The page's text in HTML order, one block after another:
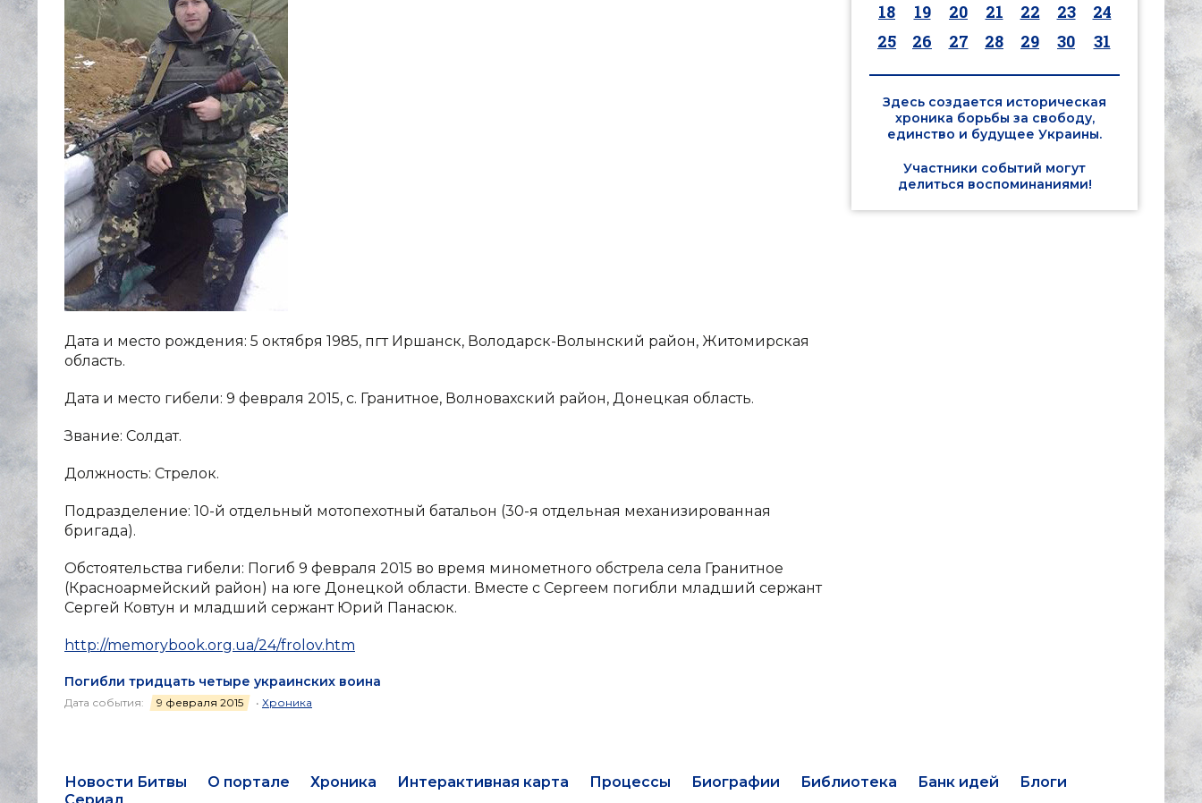
Дата и место рождения: 5 октября 1985, пгт Иршанск, Володарск-Волынский район, Житомирская
область.
Дата и место гибели: 9 февраля 2015, с. Гранитное, Волновахский район, Донецкая область.
Звание: Солдат.
Должность: Стрелок.
Подразделение: 10-й отдельный мотопехотный батальон (30-я отдельная механизированная
бригада).
Обстоятельства гибели: Погиб 9 февраля 2015 во время минометного обстрела села Гранитное
(Красноармейский район) на юге Донецкой области. Вместе с Сергеем погибли младший сержант
Сергей Ковтун и младший сержант Юрий Панасюк.
http://memorybook.org.ua/24/frolov.htm
Погибли тридцать четыре украинских воина
Дата события: 9 февраля 2015 • Хроника
18
19 20 21 22 23
24
25
26 27 28 29 30 31
Здесь создается историческая
хроника борьбы за свободу,
единство и будущее Украины.
Участники событий могут
делиться воспоминаниями!
Новости Битвы О портале Хроника Интерактивная карта Процессы Биографии Библиотека Банк идей
Блоги